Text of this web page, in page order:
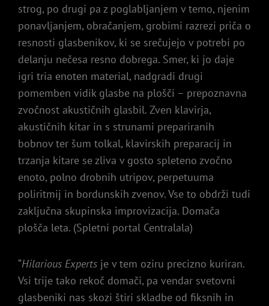
strog, po drugi pa z poglabljanjem v temo, njenim
ponavljanjem, obračanjem, grobimi razrezi priča o
resnosti glasbenikov, ki se srečujejo v potrebi po
delanju nečesa resno dobrega. Smer, ki jo daje
igri tria enoten material, nadgradi drugi
pomemben vidik glasbe na plošči – prepoznavna
zvočnost akustičnih glasbil. Zven klavirja,
akustičnih kitar in s strunami prepariranih
bobnov ter šum tolkal, klavirskih preparacij in
trzanja kitare se zliva v gosto spleteno zvočno
enoto, polno drobnih utripov, perpetuuma
poliritmij in bordunskih zvenov. Vse to obdrži tudi
zaključna skupinska improvizacija. Domača
plošča leta. (Spletni portal Centralala)
“Hilarious Experts je v tem oziru precizno kuriran.
Vsi trije tako rekoč domači, pa vendar svetovni
glasbeniki nas skozi štiri skladbe od fiksnih in